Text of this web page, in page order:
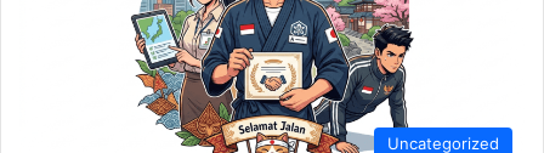
Uncategorized